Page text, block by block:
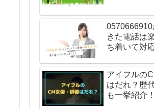
きた電話は
ち着いて対
アイフルの
はだれ？歴
も一挙紹介！